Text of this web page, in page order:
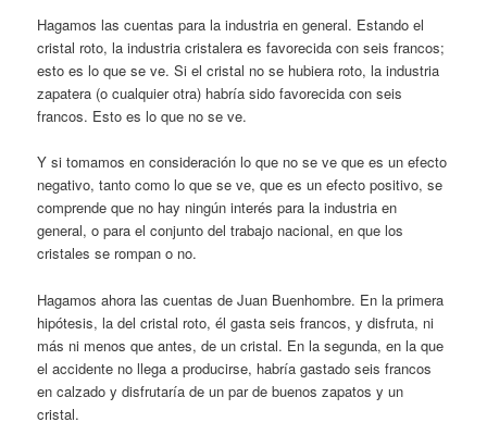
Hagamos las cuentas para la industria en general. Estando el
cristal roto, la industria cristalera es favorecida con seis francos;
esto es lo que se ve. Si el cristal no se hubiera roto, la industria
zapatera (o cualquier otra) habría sido favorecida con seis
francos. Esto es lo que no se ve.
Y si tomamos en consideración lo que no se ve que es un efecto
negativo, tanto como lo que se ve, que es un efecto positivo, se
comprende que no hay ningún interés para la industria en
general, o para el conjunto del trabajo nacional, en que los
cristales se rompan o no.
Hagamos ahora las cuentas de Juan Buenhombre. En la primera
hipótesis, la del cristal roto, él gasta seis francos, y disfruta, ni
más ni menos que antes, de un cristal. En la segunda, en la que
el accidente no llega a producirse, habría gastado seis francos
en calzado y disfrutaría de un par de buenos zapatos y un
cristal.